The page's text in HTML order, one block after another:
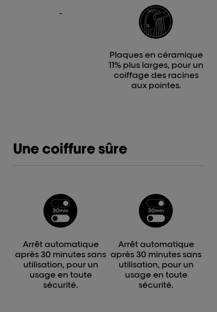
-
Plaques en céramique
11% plus larges, pour un
coiffage des racines
aux pointes.
Une coiffure sûre
Arrêt automatique
après 30 minutes sans
utilisation, pour un
usage en toute
sécurité.
Arrêt automatique
après 30 minutes sans
utilisation, pour un
usage en toute
sécurité.